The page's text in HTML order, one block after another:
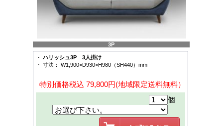
3P
・ハリッシュ3P 3人掛け
・ 寸法： W1,900×D930×H980（SH440）mm
特別価格税込 79,800円(地域限定送料無料）
個